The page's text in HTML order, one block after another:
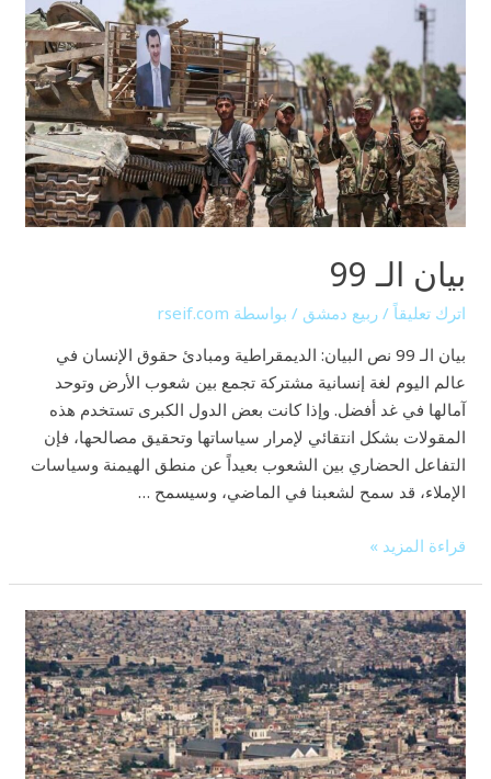
بيان الـ 99
اترك تعليقاً /ربيع دمشق / بواسطة rseif.com
بيان الـ 99 نص البيان: الديمقراطية ومبادئ حقوق الإنسان في
عالم اليوم لغة إنسانية مشتركة تجمع بين شعوب الأرض وتوحد
آمالها في غد أفضل. وإذا كانت بعض الدول الكبرى تستخدم هذه
المقولات بشكل انتقائي لإمرار سياساتها وتحقيق مصالحها، فإن
التفاعل الحضاري بين الشعوب بعيداً عن منطق الهيمنة وسياسات
الإملاء، قد سمح لشعبنا في الماضي، وسيسمح …
99
قراءة المزيد »
النص
الكامل
لبيان
الألف